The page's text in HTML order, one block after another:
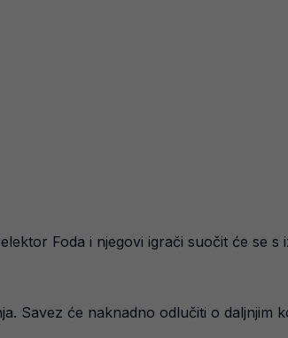
Foda i njegovi igrači suočit će se s
Savez će naknadno odlučiti o daljnjim